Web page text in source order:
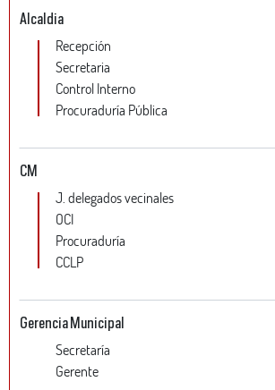
Alcaldia
Recepción
Secretaria
Control Interno
Procuraduría Pública
CM
J. delegados vecinales
OCI
Procuraduría
CCLP
Gerencia Municipal
Secretaría
Gerente